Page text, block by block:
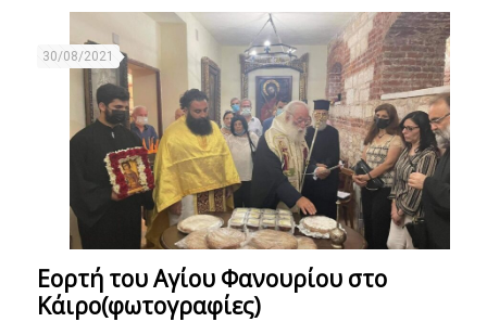
30/08/2021
Εορτή του Αγίου Φανουρίου στο
Κάιρο(φωτογραφίες)